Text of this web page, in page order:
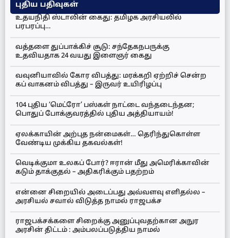
புதிய பதிவுகள்
உதயநிதி ஸ்டாலின் கைது: தமிழக அரசியலில்
பரபரப்பு…
வத்தளை துப்பாக்கிச் சூடு: சந்தேகநபருக்கு
உதவியதாக 24 வயது இளைஞர் கைது
வவுனியாவில் கோர விபத்து: மரக்கறி ஏற்றிச் சென்ற
கப் வாகனம் விபத்து – இருவர் உயிரிழப்பு
104 புதிய ‘மெட்ரோ’ பஸ்கள் நாட்டை வந்தடைந்தன;
பொதுப் போக்குவரத்தில் புதிய அத்தியாயம்!
ஏலக்காயின் அற்புத நன்மைகள்… தெரிந்துகொள்ள
வேண்டிய முக்கிய தகவல்கள்!
வெடிக்குமா உலகப் போர்? ஈரான் மீது அமெரிக்காவின்
கடும் தாக்குதல் – அதிகரிக்கும் பதற்றம்
என்னை சிறையில் அடைப்பது அவ்வளவு எளிதல்ல –
அரசியல் சவால் விடுத்த நாமல் ராஜபக்ச
ராஜபக்சக்களை சிறைக்கு அனுப்புவதற்கான அநுர
அரசின் திட்டம் : அம்பலப்படுத்திய நாமல்